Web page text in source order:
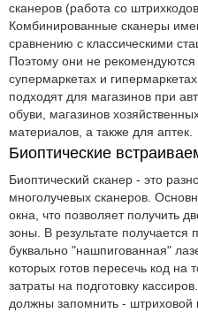
сканеров (работа со
Комбинированные сканеры
сравнению с классическими
Поэтому они не
супермаркетах и
подходят для магазинов при
обуви, магазинов
материалов, а также для аптек.
Биоптические
Биоптический сканер - это
многолучевых сканеров.
окна, что позволяет получить
зоны. В результате получается
буквально "нашпигованная"
которых готов пересечь код на
затраты на подготовку
должны запомнить - штриховой